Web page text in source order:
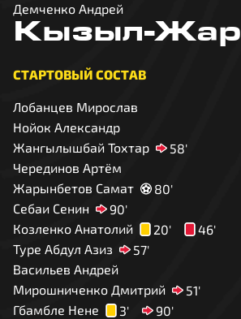
Демченко Андрей
Кызыл-Жар
СТАРТОВЫЙ СОСТАВ
Лобанцев Мирослав
Нойок Александр
Жангылышбай Тохтар
58'
Черединов Артём
Жарынбетов Самат
80'
Себаи Сенин
90'
Козленко Анатолий
20'
46'
Туре Абдул Азиз
57'
Васильев Андрей
Мирошниченко Дмитрий
51'
Гбамбле Нене
3' 90'